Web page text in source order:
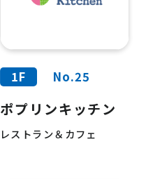
1F No.25
ポプリンキッチン
レストラン＆カフェ